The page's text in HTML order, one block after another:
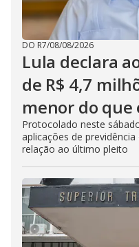
DO R7/08/08/2026
Lula declara
de R$ 4,7
menor do que
Protocolado neste
aplicações de
relação ao último pleito